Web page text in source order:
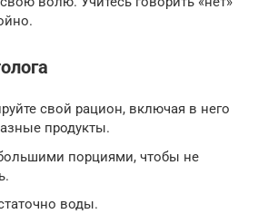
свой рацион, включая в него
продукты.
порциями, чтобы не
воды.